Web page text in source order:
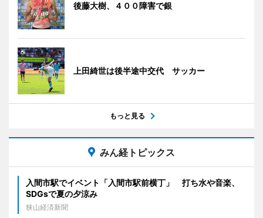
後藤大樹、４００障害で銀
上田綺世は後半途中交代 サッカー
もっと見る
みん経トピックス
入間市駅でイベント「入間市駅前横丁」 打ち水や音楽、
SDGsで夏の夕涼み
狭山経済新聞